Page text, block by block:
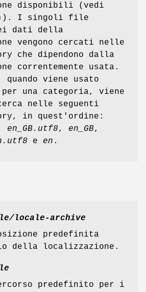
disponibili (vedi
). I singoli file
dati della
vengono cercati nelle
che dipendono dalla
correntemente usata.
quando viene usato
per una categoria, viene
nelle seguenti
in quest'ordine:
en_GB.utf8, en_GB,
e en .
locale-archive
predefinita
della localizzazione.
predefinito per i